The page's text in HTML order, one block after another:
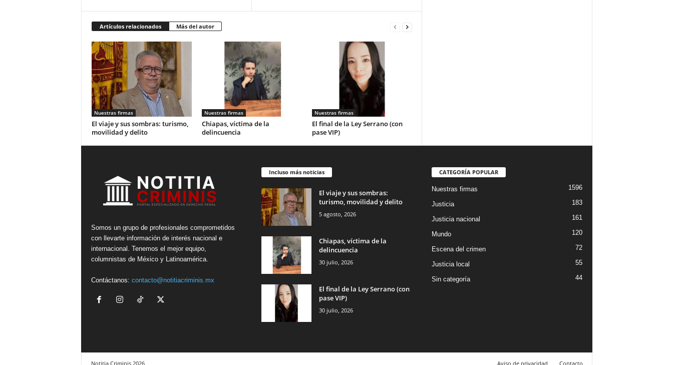
Artículos relacionados Más del autor
Nuestras firmas
El viaje y sus sombras: turismo,
movilidad y delito
Nuestras firmas
Chiapas, víctima de la
delincuencia
Nuestras firmas
El final de la Ley Serrano (con
pase VIP)
Somos un grupo de profesionales comprometidos
con llevarte información de interés nacional e
internacional. Tenemos el mejor equipo,
columnistas de México y Latinoamérica.
Contáctanos: contacto@notitiacriminis.mx
Incluso más noticias
El viaje y sus sombras:
turismo, movilidad y delito
5 agosto, 2026
Chiapas, víctima de la
delincuencia
30 julio, 2026
El final de la Ley Serrano (con
pase VIP)
30 julio, 2026
CATEGORÍA POPULAR
Nuestras firmas 1596
Justicia 183
Justicia nacional 161
Mundo 120
Escena del crimen 72
Justicia local 55
Sin categoría 44
Aviso de privacidad Contacto
Notitia Criminis 2026